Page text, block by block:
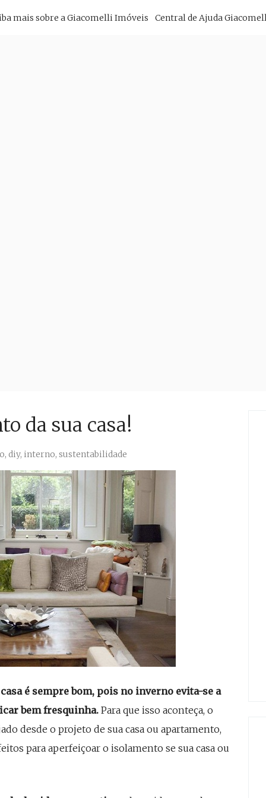
mais sobre a Giacomelli Imóveis Central de Ajuda
da sua casa!
, diy, interno, sustentabilidade
é sempre bom, pois no inverno evita-se a
bem fresquinha. Para que isso aconteça, o
desde o projeto de sua casa ou apartamento,
para aperfeiçoar o isolamento se sua casa ou